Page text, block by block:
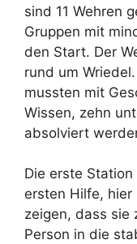
sind 11 Wehren
Gruppen mit
den Start. Der
rund um
mussten mit
Wissen, zehn
absolviert
Die erste
ersten Hilfe,
zeigen, dass sie
Person in die